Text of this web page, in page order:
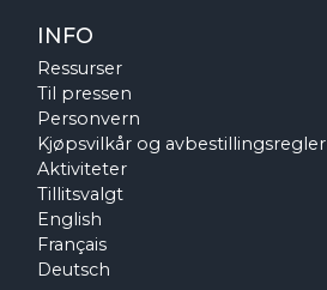
INFO
Ressurser
Til pressen
Personvern
Kjøpsvilkår og avbestillingsregler
Aktiviteter
Tillitsvalgt
English
Français
Deutsch